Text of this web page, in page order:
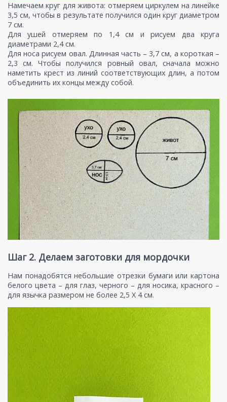
Намечаем круг для живота: отмеряем циркулем на линейке
3,5 см, чтобы в результате получился один круг диаметром
7 см.
Для ушей отмеряем по 1,4 см и рисуем два круга
диаметрами 2,4 см.
Для носа рисуем овал. Длинная часть – 3,7 см, а короткая –
2,3 см. Чтобы получился ровный овал, сначала можно
наметить крест из линий соответствующих длин, а потом
объединить их концы между собой.
Шаг 2. Делаем заготовки для мордочки
Нам понадобятся небольшие отрезки бумаги или картона
белого цвета – для глаз, черного – для носика, красного –
для язычка размером не более 2,5 Х 4 см.